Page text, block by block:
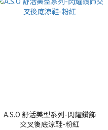
A.S.O 舒活美型系列-閃耀鑽飾
交叉後底涼鞋-粉紅